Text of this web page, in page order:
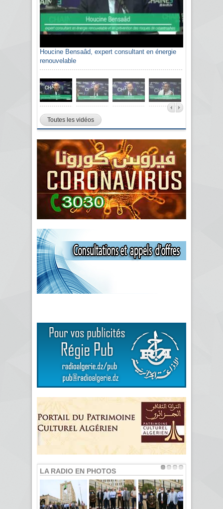
Houcine Bensaâd, expert consultant en énergie
renouvelable
Toutes les vidéos
LA RADIO EN PHOTOS